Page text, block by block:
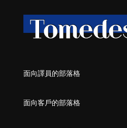
面向譯員的部落格
面向客戶的部落格